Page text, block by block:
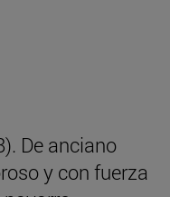
De anciano
y con fuerza